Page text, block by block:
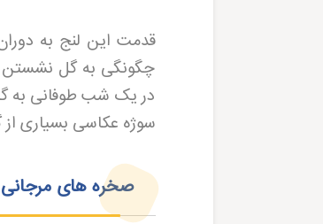
قدمت این لنج به
چگونگی به گل نشستن
در یک شب طوفانی به
سوژه عکاسی بسیاری
صخره های مرجانی